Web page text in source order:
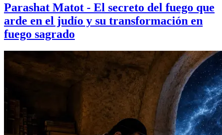
Parashat Matot - El secreto del fuego que
arde en el judío y su transformación en
fuego sagrado